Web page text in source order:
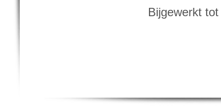
Bijgewerkt